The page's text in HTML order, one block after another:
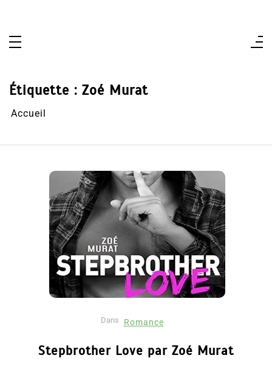
Étiquette : Zoé Murat
Accueil
Dans Romance
Stepbrother Love par Zoé Murat